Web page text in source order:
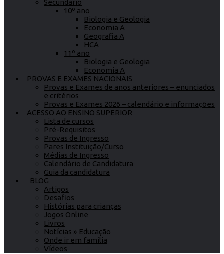
Secundário
10º ano
Biologia e Geologia
Economia A
Geografia A
HCA
11º ano
Biologia e Geologia
Economia A
PROVAS E EXAMES NACIONAIS
Provas e Exames de anos anteriores – enunciados
e critérios
Provas e Exames 2026 – calendário e informações
ACESSO AO ENSINO SUPERIOR
Lista de cursos
Pré-Requisitos
Provas de Ingresso
Pares Instituição/Curso
Médias de Ingresso
Calendário de Candidatura
Guia da candidatura
BLOG
Artigos
Desafios
Histórias para crianças
Jogos Online
Livros
Notícias » Educação
Onde ir em família
Vídeos